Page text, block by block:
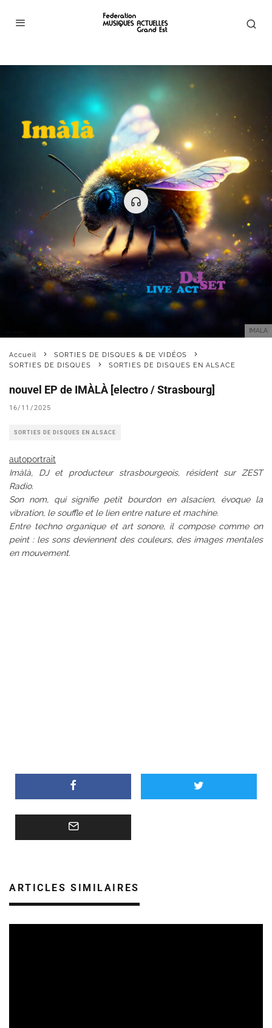
IMALA
Accueil
SORTIES DE DISQUES & DE VIDÉOS
SORTIES DE DISQUES
SORTIES DE DISQUES EN ALSACE
nouvel EP de IMÀLÀ [electro / Strasbourg]
16/11/2025
SORTIES DE DISQUES EN ALSACE
autoportrait
Imàlà, DJ et producteur strasbourgeois, résident sur ZEST
Radio.
Son nom, qui signifie petit bourdon en alsacien, évoque la
vibration, le souffle et le lien entre nature et machine.
Entre techno organique et art sonore, il compose comme on
peint : les sons deviennent des couleurs, des images mentales
en mouvement.
ARTICLES SIMILAIRES